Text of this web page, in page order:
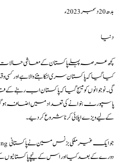
بدھ 20 دسمبر 2023ء
دنیا
کچھ عرصہ پہلے پاکستان کے معاشی
کیا گیا کہ پاکستان سری لنکا بننے والا ہے
گی۔ نوجوانوں کو میسج گیا کہ پاکستان اب
پاسپورٹ بنوانے کی تعداد میں اضافہ
کے لیے ویزے اپلائی کرنا شروع کر دیے۔
دورے کے بعد کیا اور اس کے نیچے پاکستانیوں